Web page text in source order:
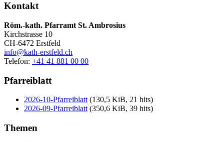
Kontakt
Röm.-kath. Pfarramt St. Ambrosius
Kirchstrasse 10
CH-6472 Erstfeld
info@kath-erstfeld.ch
Telefon: +41 41 881 00 00
Pfarreiblatt
2026-10-Pfarreiblatt (130,5 KiB, 21 hits)
2026-09-Pfarreiblatt (350,6 KiB, 39 hits)
Themen